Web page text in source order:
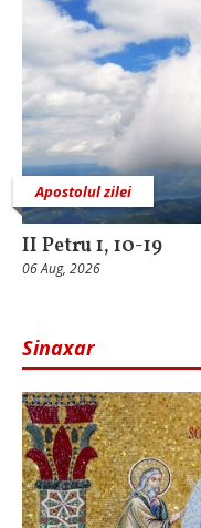
Apostolul zilei
II Petru 1, 10-19
06 Aug, 2026
Sinaxar